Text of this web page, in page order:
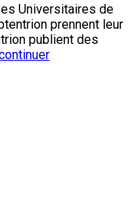
Universitaires de
prennent leur
publient des